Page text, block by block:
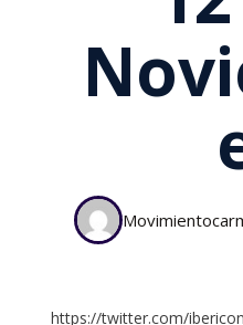
https://twitter.com/